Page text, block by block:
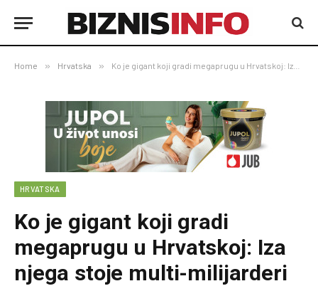
Home » Hrvatska » Ko je gigant koji gradi megaprugu u Hrvatskoj: Iza njega stoje multi-milijarderi
HRVATSKA
Ko je gigant koji gradi
megaprugu u Hrvatskoj: Iza
njega stoje multi-milijarderi